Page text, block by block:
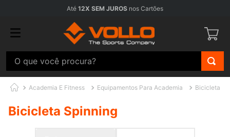
Até 12X SEM JUROS nos Cartões
O que você procura?
Academia E Fitness Equipamentos Para Academia Bicicleta
Bicicleta Spinning